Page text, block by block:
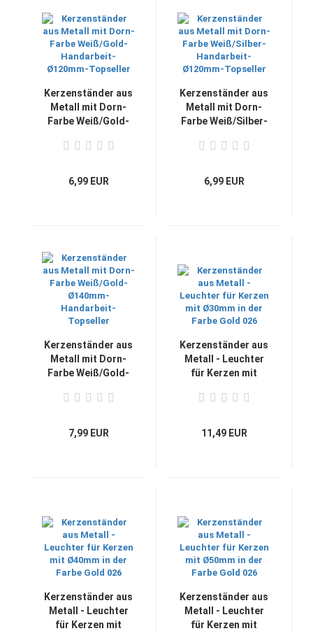
Kerzenständer aus
Metall mit Dorn-
Farbe Weiß/Gold-
Ø120mm-Topseller
6,99 EUR
Kerzenständer aus
Metall mit Dorn-
Farbe Weiß/Silber-
Ø120mm-Topseller
6,99 EUR
Kerzenständer aus
Metall mit Dorn-
Farbe Weiß/Gold-
Handarbeit-
7,99 EUR
Kerzenständer aus
Metall - Leuchter
für Kerzen mit
Gold 026
11,49 EUR
Kerzenständer aus
Metall - Leuchter
für Kerzen mit
Kerzenständer aus
Metall - Leuchter
für Kerzen mit